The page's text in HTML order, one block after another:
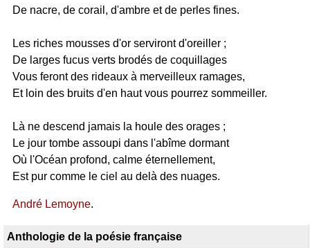
De nacre, de corail, d'ambre et de perles fines.
Les riches mousses d'or serviront d'oreiller ;
De larges fucus verts brodés de coquillages
Vous feront des rideaux à merveilleux ramages,
Et loin des bruits d'en haut vous pourrez sommeiller.
Là ne descend jamais la houle des orages ;
Le jour tombe assoupi dans l'abîme dormant
Où l'Océan profond, calme éternellement,
Est pur comme le ciel au delà des nuages.
André Lemoyne.
Anthologie de la poésie française